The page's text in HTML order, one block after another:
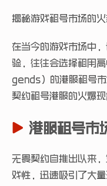
揭秘游戏租号市场的
在当今的游戏市场中
验，往往会选择租用
gends）的港服租号
契约租号港服的火爆
港服租号市
无畏契约自推出以来
戏性，迅速吸引了大